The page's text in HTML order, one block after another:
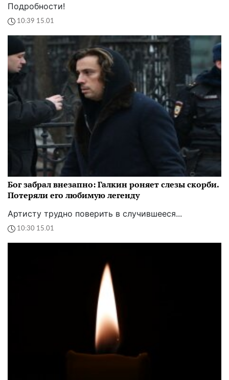
Подробности!
10:39 15.01
Бог забрал внезапно: Галкин роняет слезы скорби.
Потеряли его любимую легенду
Артисту трудно поверить в случившееся...
10:30 15.01